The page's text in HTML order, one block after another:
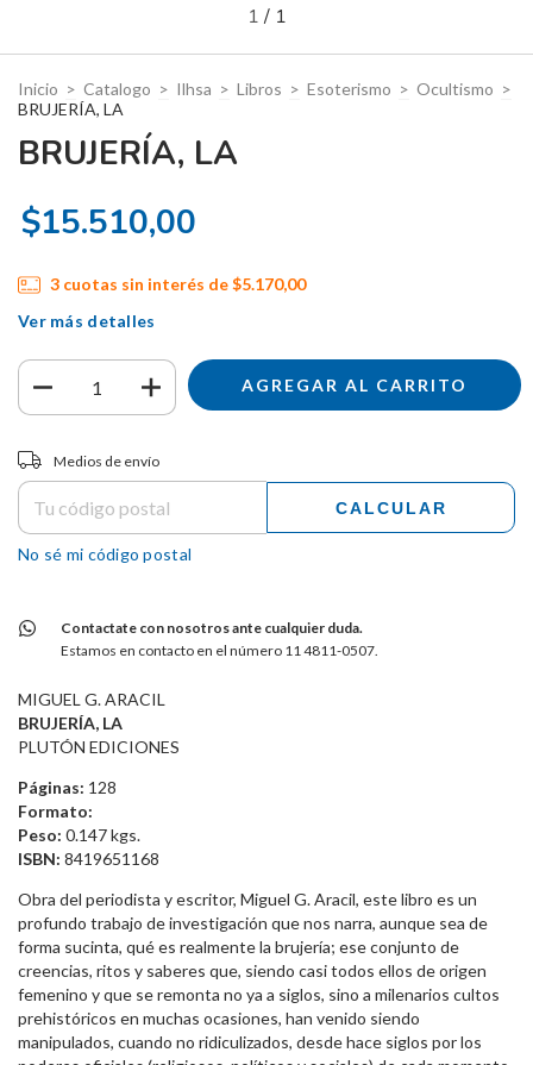
1 / 1
Inicio > Catalogo > Ilhsa > Libros > Esoterismo > Ocultismo >
BRUJERÍA, LA
BRUJERÍA, LA
$15.510,00
3 cuotas sin interés de$5.170,00
Ver más detalles
Entregas para el CP:
Medios de envío
CALCULAR
No sé mi código postal
Contactate con nosotros ante cualquier duda.
Estamos en contacto en el número 11 4811-0507.
MIGUEL G. ARACIL
BRUJERÍA, LA
PLUTÓN EDICIONES
Páginas: 128
Formato:
Peso: 0.147 kgs.
ISBN: 8419651168
Obra del periodista y escritor, Miguel G. Aracil, este libro es un
profundo trabajo de investigación que nos narra, aunque sea de
forma sucinta, qué es realmente la brujería; ese conjunto de
creencias, ritos y saberes que, siendo casi todos ellos de origen
femenino y que se remonta no ya a siglos, sino a milenarios cultos
prehistóricos en muchas ocasiones, han venido siendo
manipulados, cuando no ridiculizados, desde hace siglos por los